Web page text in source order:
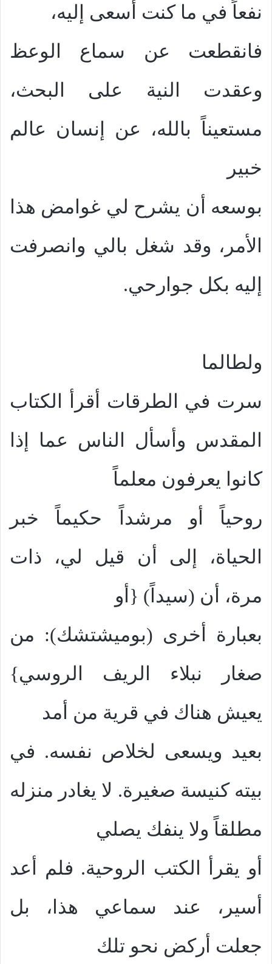
نفعاً في ما كنت أسعى إليه،
فانقطعت عن سماع الوعظ
وعقدت النية على البحث،
مستعيناً بالله، عن إنسان عالم
خبير
بوسعه أن يشرح لي غوامض هذا
الأمر، وقد شغل بالي وانصرفت
إليه بكل جوارحي.
ولطالما
سرت في الطرقات أقرأ الكتاب
المقدس وأسأل الناس عما إذا
كانوا يعرفون معلماً
روحياً أو مرشداً حكيماً خبر
الحياة، إلى أن قيل لي، ذات
مرة، أن (سيداً) {أو
بعبارة أخرى (بوميشتشك): من
صغار نبلاء الريف الروسي}
يعيش هناك في قرية من أمد
بعيد ويسعى لخلاص نفسه. في
بيته كنيسة صغيرة. لا يغادر منزله
مطلقاً ولا ينفك يصلي
أو يقرأ الكتب الروحية. فلم أعد
أسير، عند سماعي هذا، بل
جعلت أركض نحو تلك